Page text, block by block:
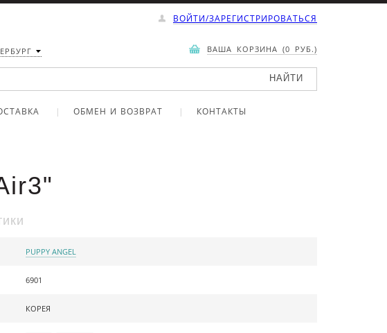
ВОЙТИ/ЗАРЕГИСТРИРОВАТЬСЯ
ВАША КОРЗИНА (0 РУБ.)
ОБМЕН И ВОЗВРАТ КОНТАКТЫ
PUPPY ANGEL
6901
КОРЕЯ